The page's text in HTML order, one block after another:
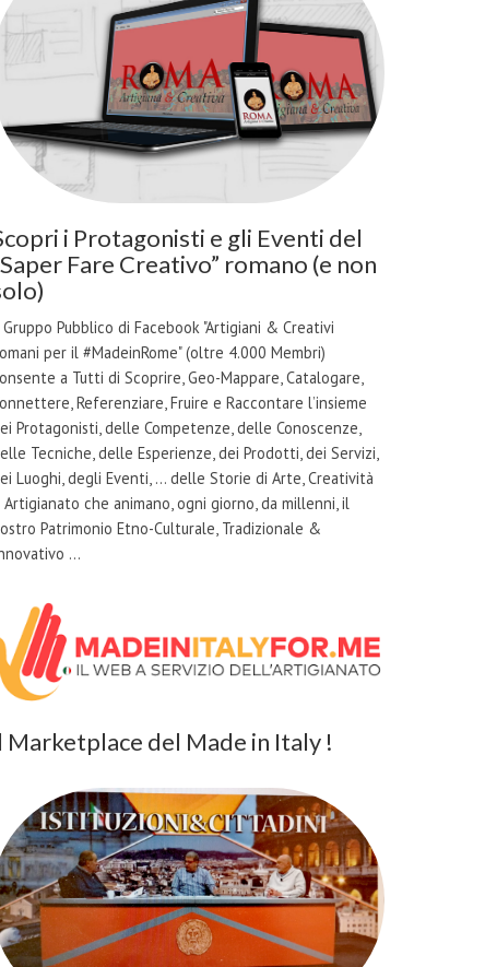
i Protagonisti e gli Eventi del
Fare Creativo” romano (e non
Pubblico di Facebook "Artigiani & Creativi
per il #MadeinRome" (oltre 4.000 Membri)
a Tutti di Scoprire, Geo-Mappare, Catalogare,
Referenziare, Fruire e Raccontare l’insieme
Protagonisti, delle Competenze, delle Conoscenze,
Tecniche, delle Esperienze, dei Prodotti, dei Servizi,
Luoghi, degli Eventi, … delle Storie di Arte, Creatività
Artigianato che animano, ogni giorno, da millenni, il
Patrimonio Etno-Culturale, Tradizionale &
…
Marketplace del Made in Italy !